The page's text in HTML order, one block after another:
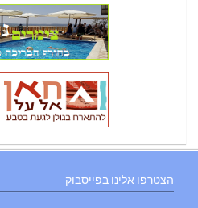
הצטרפו אלינו בפייסבוק